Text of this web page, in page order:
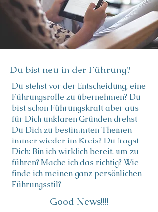
Du bist neu in der Führung?
Du stehst vor der Entscheidung, eine
Führungsrolle zu übernehmen? Du
bist schon Führungskraft aber aus
für Dich unklaren Gründen drehst
Du Dich zu bestimmten Themen
immer wieder im Kreis? Du fragst
Dich: Bin ich wirklich bereit, um zu
führen? Mache ich das richtig? Wie
finde ich meinen ganz persönlichen
Führungsstil?
Good News!!!!